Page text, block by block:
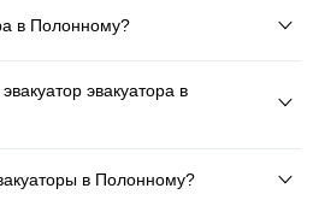
в Полонному?
эвакуатора в
в Полонному?